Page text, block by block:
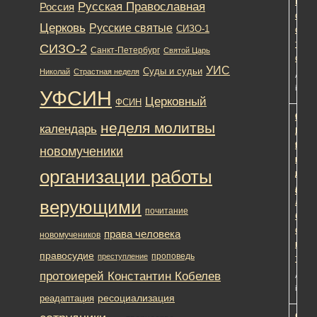
об
in:
и
дом:
легко
ли
быть
в
in:
119
лет,
9
Россия Русская Православная
Церковь Русские святые СИЗО-1
СИЗО-2 Санкт-Петербург Святой Царь
Николай Страстная неделя Суды и судьи УИС
УФСИН ФСИН Церковный
календарь неделя молитвы
новомученики
организации работы
верующими почитание
новомучеников права человека
правосудие преступление проповедь
протоиерей Константин Кобелев
реадаптация ресоциализация